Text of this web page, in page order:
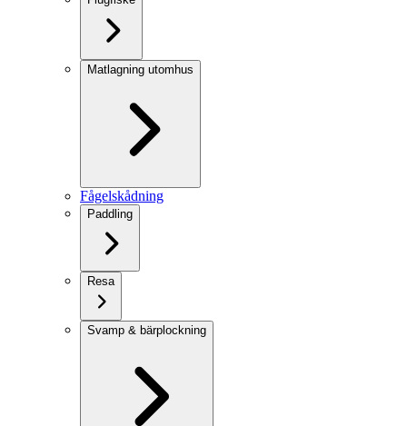
Matlagning utomhus
Fågelskådning
Paddling
Resa
Svamp & bärplockning